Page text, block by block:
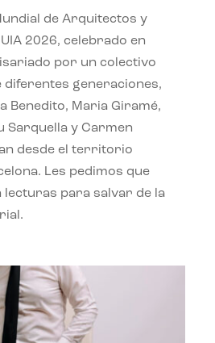
de Arquitectos y
2026, celebrado en
por un colectivo
diferentes generaciones,
Benedito, Maria Giramé,
Sarquella y Carmen
desde el territorio
Les pedimos que
lecturas para salvar de la